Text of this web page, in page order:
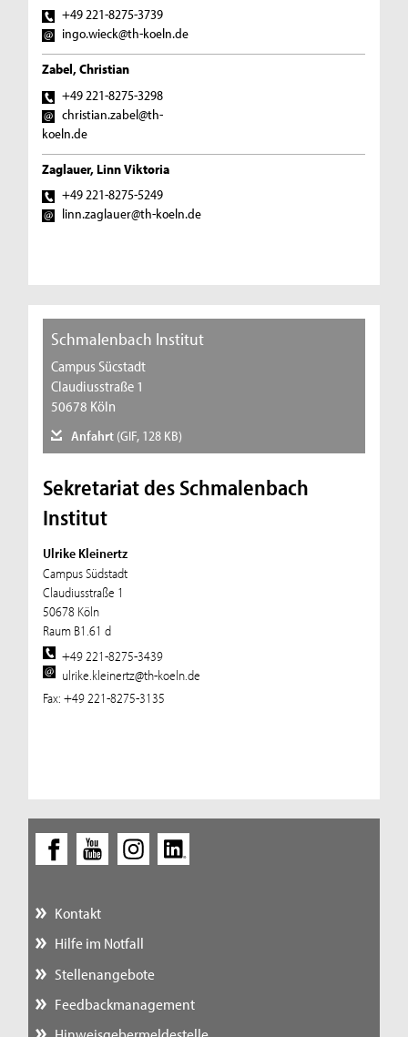
+49 221-8275-3739
ingo.wieck@th-koeln.de
Zabel, Christian
+49 221-8275-3298
christian.zabel@th-
koeln.de
Zaglauer, Linn Viktoria
+49 221-8275-5249
linn.zaglauer@th-koeln.de
Schmalenbach Institut
Campus Sücstadt
Claudiusstraße 1
50678 Köln
Anfahrt (GIF, 128 KB)
Sekretariat des Schmalenbach
Institut
Ulrike Kleinertz
Campus Südstadt
Claudiusstraße 1
50678 Köln
Raum B1.61 d
+49 221-8275-3439
ulrike.kleinertz@th-koeln.de
Fax: +49 221-8275-3135
Kontakt
Hilfe im Notfall
Stellenangebote
Feedbackmanagement